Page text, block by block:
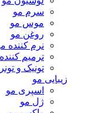
سرم مو
موس مو
روغن مو
نرم کننده
ترمیم
تونیک و
زیبایی مو
اسپری مو
ژل مو